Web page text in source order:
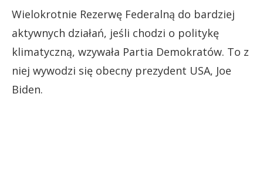
Wielokrotnie Rezerwę Federalną do bardziej
aktywnych działań, jeśli chodzi o politykę
klimatyczną, wzywała Partia Demokratów. To z
niej wywodzi się obecny prezydent USA, Joe
Biden.